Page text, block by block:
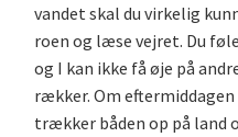
vandet skal du virkelig
roen og læse vejret. Du
og I kan ikke få øje på
rækker. Om
trækker båden op på land